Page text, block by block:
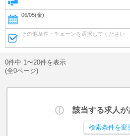
06/05(金)
その他条件・チェーンを選択してください
0件中 1〜20件を表示
(全0ページ)
該当する求人
検索条件を変